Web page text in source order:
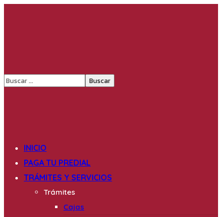
INICIO
PAGA TU PREDIAL
TRÁMITES Y SERVICIOS
Trámites
Cajas